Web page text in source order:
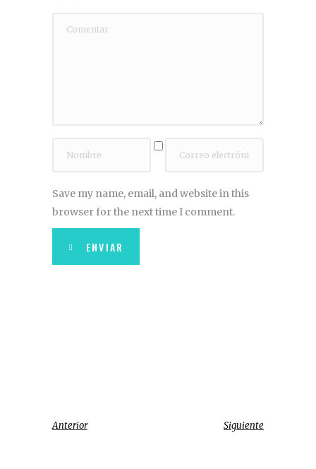
Save my name, email, and website in this
browser for the next time I comment.
ENVIAR
Anterior Siguiente